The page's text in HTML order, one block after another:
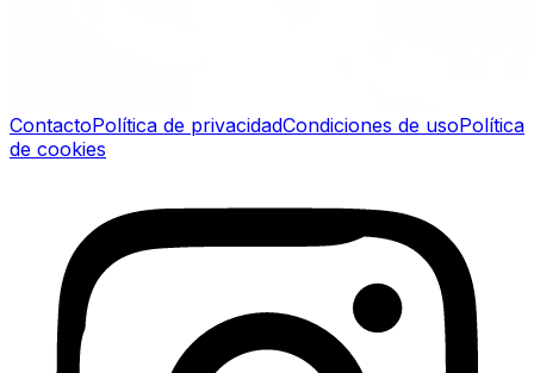
ContactoPolítica de privacidadCondiciones de usoPolítica
de cookies